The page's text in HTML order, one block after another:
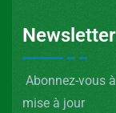
Newsletter
Abonnez-vous
mise à jour